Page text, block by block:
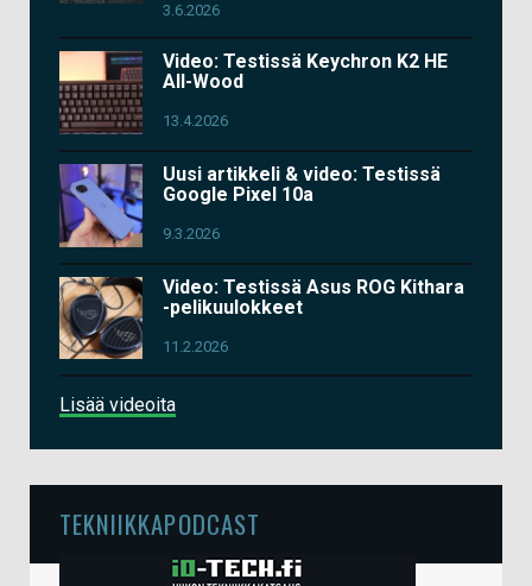
3.6.2026
Video: Testissä Keychron K2 HE
All-Wood
13.4.2026
Uusi artikkeli & video: Testissä
Google Pixel 10a
9.3.2026
Video: Testissä Asus ROG Kithara
-pelikuulokkeet
11.2.2026
Lisää videoita
TEKNIIKKAPODCAST